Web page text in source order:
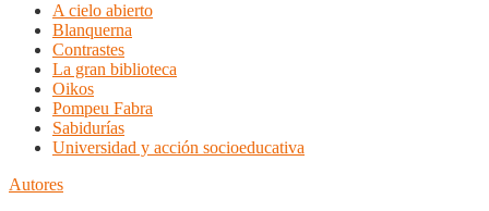
A cielo abierto
Blanquerna
Contrastes
La gran biblioteca
Oikos
Pompeu Fabra
Sabidurías
Universidad y acción socioeducativa
Autores